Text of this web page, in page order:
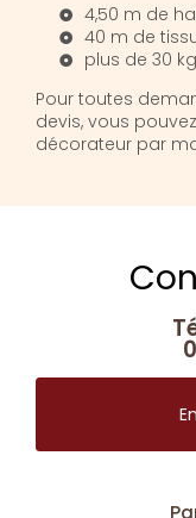
4,50 m de
40 m de
plus de 30
Pour toutes
devis, vous
décorateur par